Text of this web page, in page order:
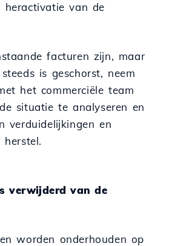
heractivatie van de
facturen zijn, maar
is geschorst, neem
het commerciële team
situatie te analyseren en
verduidelijkingen en
herstel.
verwijderd van de
worden onderhouden op